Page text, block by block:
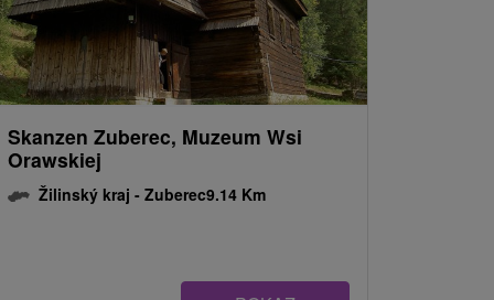
Skanzen Zuberec, Muzeum Wsi
Orawskiej
Žilinský kraj - Zuberec9.14 Km